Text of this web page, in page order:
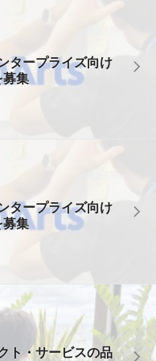
タープライズ向け
募集
タープライズ向け
募集
ト・サービスの品